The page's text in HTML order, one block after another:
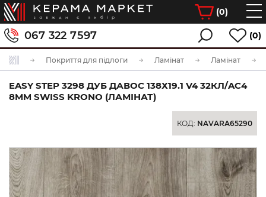
(0)
067 322 7597 (0)
Покриття для підлоги Ламінат Ламінат
EASY STEP 3298 ДУБ ДАВОС 138Х19.1 V4 32КЛ/AC4
8MM SWISS KRONO (ЛАМІНАТ)
КОД: NAVARA65290